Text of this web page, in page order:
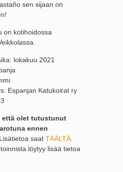
sen sijaan on
on kotihoidossa
lokakuu 2021
Espanjan Katukoirat ry
että olet tutustunut
ennen
Lisätietoa saat TÄÄLTÄ
löytyy lisää tietoa